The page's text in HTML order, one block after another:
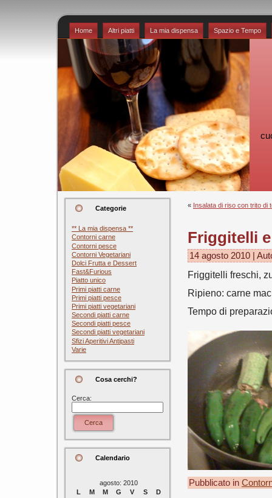
Home Altri piatti La mia dispensa Spazio e Tempo
Categorie
** La mia dispensa **
Contorni carne
Contorni pesce
Contorni Vegetariani
Dolci Frutta e Dessert
Fast&Furious
Piatto unico
Primi piatti carne
Primi piatti pesce
Primi piatti vegetariani
Secondi piatti carne
Secondi piatti pesce
Secondi piatti vegetariani
Sfizi Aperitivi Antipasti
Varie
Cosa cerchi?
Cerca:
Cerca
Calendario
agosto: 2010
L
M M G V S D
« Insalata di riso con trito di
Friggitelli
14 agosto 2010 |
Friggitelli freschi,
Ripieno: carne
Tempo di
Pubblicato in